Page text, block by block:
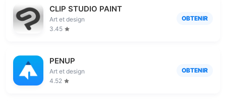
CLIP STUDIO PAINT
Art et design
3.45
OBTENIR
PENUP
Art et design
4.52
OBTENIR